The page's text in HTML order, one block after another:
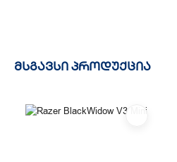
ᲛᲡᲒᲐᲕᲡᲘ ᲞᲠᲝᲓᲣᲥᲪᲘᲐ